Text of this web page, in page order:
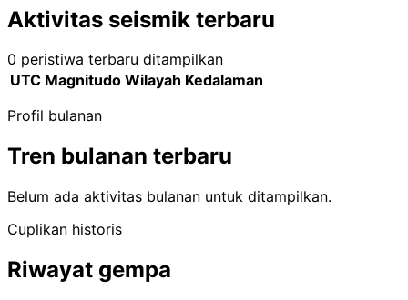
Aktivitas seismik terbaru
0 peristiwa terbaru ditampilkan
UTC Magnitudo Wilayah Kedalaman
Profil bulanan
Tren bulanan terbaru
Belum ada aktivitas bulanan untuk ditampilkan.
Cuplikan historis
Riwayat gempa